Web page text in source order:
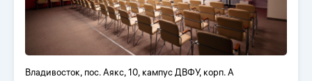
Владивосток, пос. Аякс, 10, кампус ДВФУ, корп. А